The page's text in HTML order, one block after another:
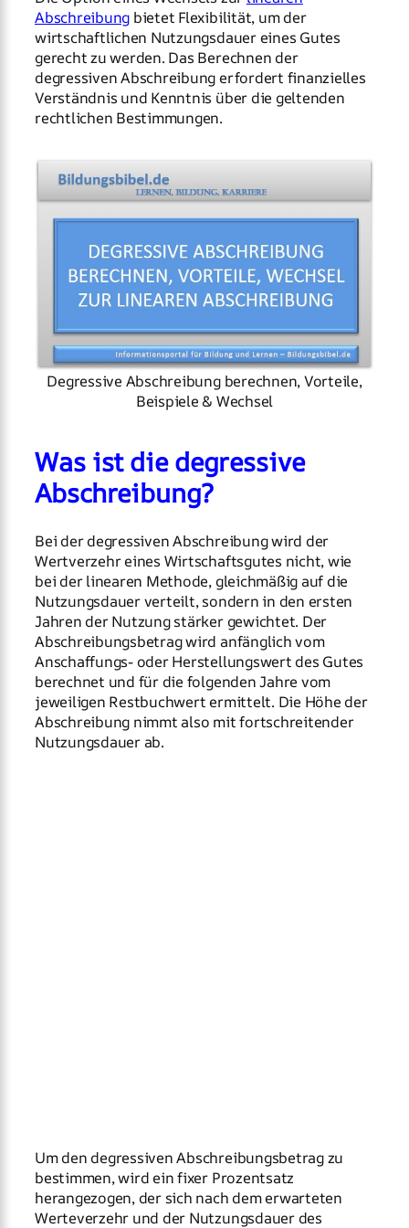
Abschreibung bietet Flexibilität, um der
wirtschaftlichen Nutzungsdauer eines Gutes
gerecht zu werden. Das Berechnen der
degressiven Abschreibung erfordert finanzielles
Verständnis und Kenntnis über die geltenden
rechtlichen Bestimmungen.
Degressive Abschreibung berechnen, Vorteile,
Beispiele & Wechsel
Was ist die degressive
Abschreibung?
Bei der degressiven Abschreibung wird der
Wertverzehr eines Wirtschaftsgutes nicht, wie
bei der linearen Methode, gleichmäßig auf die
Nutzungsdauer verteilt, sondern in den ersten
Jahren der Nutzung stärker gewichtet. Der
Abschreibungsbetrag wird anfänglich vom
Anschaffungs- oder Herstellungswert des Gutes
berechnet und für die folgenden Jahre vom
jeweiligen Restbuchwert ermittelt. Die Höhe der
Abschreibung nimmt also mit fortschreitender
Nutzungsdauer ab.
Um den degressiven Abschreibungsbetrag zu
bestimmen, wird ein fixer Prozentsatz
herangezogen, der sich nach dem erwarteten
Werteverzehr und der Nutzungsdauer des